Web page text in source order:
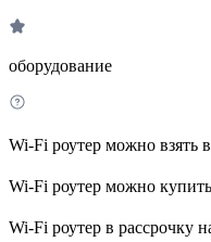
оборудование
Wi-Fi роутер можно взять
Wi-Fi роутер можно
Wi-Fi роутер в рассрочку